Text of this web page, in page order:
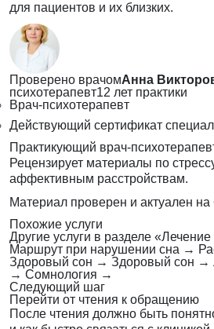
для пациентов и их близких.
Проверено врачомАнна
психотерапевт12 лет практики
Врач-психотерапевт
Действующий сертификат
Практикующий врач-
Рецензирует материалы по
аффективным расстройствам.
Материал проверен и актуален на
Похожие услуги
Другие услуги в разделе
Маршрут при нарушении сна →
Здоровый сон → Здоровый сон →
→ Сомнология →
Следующий шаг
Перейти от чтения к обращению
После чтения должно быть